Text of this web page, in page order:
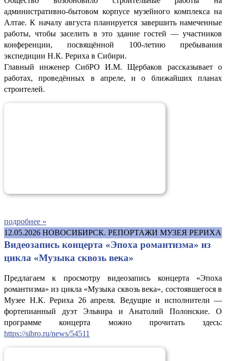
административно-бытовом корпусе музейного комплекса на
Алтае. К началу августа планируется завершить намеченные
работы, чтобы заселить в это здание гостей — участников
конференции, посвящённой 100-летию пребывания
экспедиции Н.К. Рериха в Сибири.
Главный инженер СибРО И.М. Щербаков рассказывает о
работах, проведённых в апреле, и о ближайших планах
строителей.
подробнее »
12.05.2026 НОВОСИБИРСК. РЕПОРТАЖИ МУЗЕЯ РЕРИХА
Видеозапись концерта «Эпоха романтизма» из
цикла «Музыка сквозь века»
Предлагаем к просмотру видеозапись концерта «Эпоха
романтизма» из цикла «Музыка сквозь века», состоявшегося в
Музее Н.К. Рериха 26 апреля. Ведущие и исполнители —
фортепианный дуэт Эльвира и Анатолий Полонские. О
программе концерта можно прочитать здесь:
https://sibro.ru/news/54511